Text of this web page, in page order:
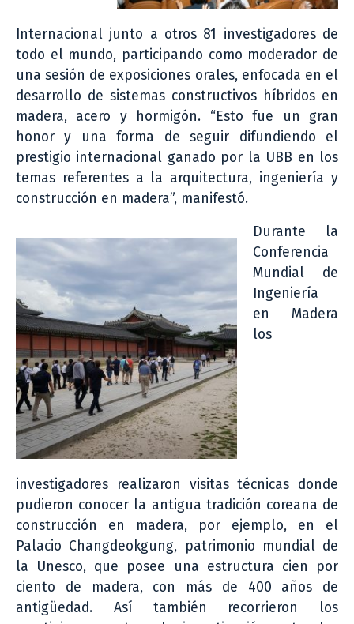
Internacional junto a otros 81 investigadores de
todo el mundo, participando como moderador de
una sesión de exposiciones orales, enfocada en el
desarrollo de sistemas constructivos híbridos en
madera, acero y hormigón. “Esto fue un gran
honor y una forma de seguir difundiendo el
prestigio internacional ganado por la UBB en los
temas referentes a la arquitectura, ingeniería y
construcción en madera”, manifestó.
Durante la
Conferencia
Mundial de
Ingeniería
en Madera
los
investigadores realizaron visitas técnicas donde
pudieron conocer la antigua tradición coreana de
construcción en madera, por ejemplo, en el
Palacio Changdeokgung, patrimonio mundial de
la Unesco, que posee una estructura cien por
ciento de madera, con más de 400 años de
antigüedad. Así también recorrieron los